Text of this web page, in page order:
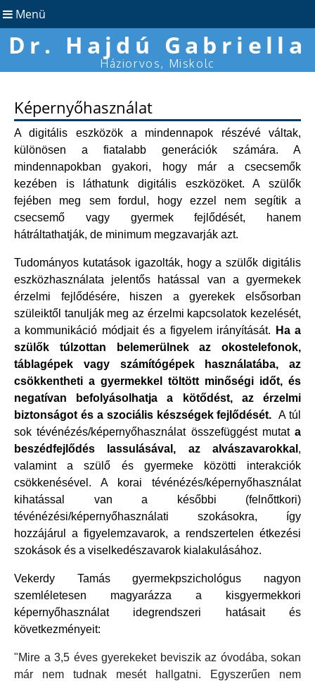
Menü
Dr. Hajdú Gabriella
Háziorvos, Miskolc
Képernyőhasználat
A digitális eszközök a mindennapok részévé váltak,
különösen a fiatalabb generációk számára. A
mindennapokban gyakori, hogy már a csecsemők
kezében is láthatunk digitális eszközöket. A szülők
fejében meg sem fordul, hogy ezzel nem segítik a
csecsemő vagy gyermek fejlődését, hanem
hátráltathatják, de minimum megzavarják azt.
Tudományos kutatások igazolták, hogy aszülők digitális
eszközhasználata jelentős hatással van a gyermekek
érzelmi fejlődésére, hiszen a gyerekek elsősorban
szüleiktől tanulják meg az érzelmi kapcsolatok kezelését,
a kommunikáció módjait és a figyelem irányítását.
Ha a
szülők túlzottan belemerülnek az okostelefonok,
táblagépek vagy számítógépek használatába, az
csökkentheti a gyermekkel töltött minőségi időt, és
negatívan befolyásolhatja a kötődést, az érzelmi
biztonságot és a szociális készségek fejlődését. A túl
sok tévénézés/képernyőhasználat összefüggést mutat a
beszédfejlődés lassulásával, az alvászavarokkal ,
valamint a szülő és gyermeke közötti interakciók
csökkenésével. A korai tévénézés/képernyőhasználat
kihatással van a későbbi (felnőttkori)
tévénézési/képernyőhasználati szokásokra, így
hozzájárul a figyelemzavarok, a rendszertelen étkezési
szokások és a viselkedészavarok kialakulásához.
Vekerdy Tamás gyermekpszichológus nagyon
szemléletesen magyarázza a kisgyermekkori
képernyőhasználat idegrendszeri hatásait és
következményeit:
"Mire a 3,5 éves gyerekeket beviszik az óvodába, sokan
már nem tudnak mesét hallgatni. Egyszerűen nem